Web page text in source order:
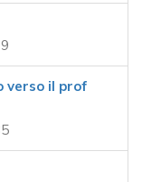
verso il prof